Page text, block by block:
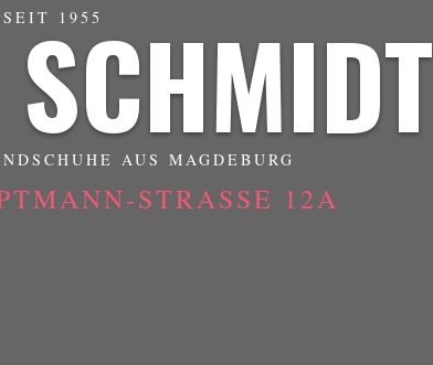
1955
AUS MAGDEBURG
STRASSE 12A